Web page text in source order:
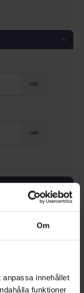
Om
innehållet
funktioner
cm
cm